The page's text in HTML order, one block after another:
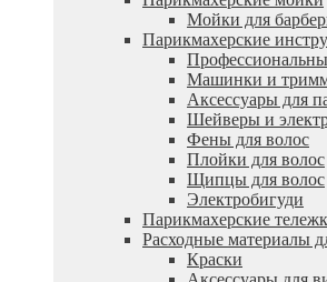
Мойки для
Парикмахерские
Машинки и
Аксессуары для
Шейверы и
Фены для волос
Плойки для волос
Щипцы для волос
Электробигуди
Парикмахерские
Расходные материалы
Краски